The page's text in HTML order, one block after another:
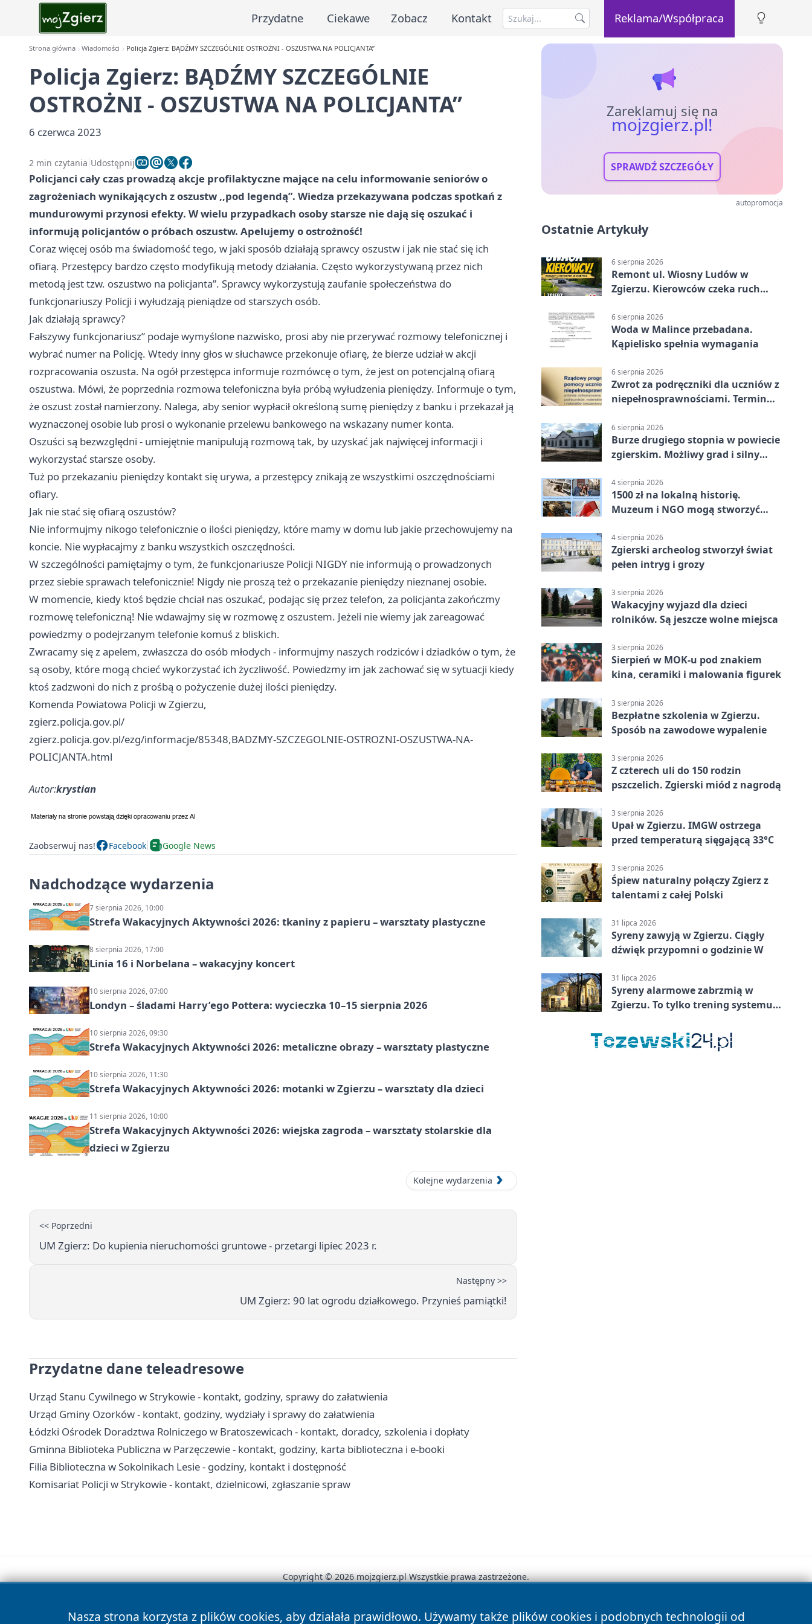
Przydatne Ciekawe Zobacz Kontakt Reklama/Współpraca
Strona główna Wiadomości Policja Zgierz: BĄDŹMY SZCZEGÓLNIE OSTROŻNI - OSZUSTWA NA POLICJANTA”
Policja Zgierz: BĄDŹMY SZCZEGÓLNIE
OSTROŻNI - OSZUSTWA NA POLICJANTA”
6 czerwca 2023
2 min czytania Udostępnij
Policjanci cały czas prowadzą akcje profilaktyczne mające na celu informowanie seniorów o
zagrożeniach wynikających z oszustw ,,pod legendą”. Wiedza przekazywana podczas spotkań z
mundurowymi przynosi efekty. W wielu przypadkach osoby starsze nie dają się oszukać i
informują policjantów o próbach oszustw. Apelujemy o ostrożność!
Coraz więcej osób ma świadomość tego, w jaki sposób działają sprawcy oszustw i jak nie stać się ich
ofiarą. Przestępcy bardzo często modyfikują metody działania. Często wykorzystywaną przez nich
metodą jest tzw. oszustwo na policjanta”. Sprawcy wykorzystują zaufanie społeczeństwa do
funkcjonariuszy Policji i wyłudzają pieniądze od starszych osób.
Jak działają sprawcy?
Fałszywy funkcjonariusz” podaje wymyślone nazwisko, prosi aby nie przerywać rozmowy telefonicznej i
wybrać numer na Policję. Wtedy inny głos w słuchawce przekonuje ofiarę, że bierze udział w akcji
rozpracowania oszusta. Na ogół przestępca informuje rozmówcę o tym, że jest on potencjalną ofiarą
oszustwa. Mówi, że poprzednia rozmowa telefoniczna była próbą wyłudzenia pieniędzy. Informuje o tym,
że oszust został namierzony. Nalega, aby senior wypłacił określoną sumę pieniędzy z banku i przekazał ją
wyznaczonej osobie lub prosi o wykonanie przelewu bankowego na wskazany numer konta.
Oszuści są bezwzględni - umiejętnie manipulują rozmową tak, by uzyskać jak najwięcej informacji i
wykorzystać starsze osoby.
Tuż po przekazaniu pieniędzy kontakt się urywa, a przestępcy znikają ze wszystkimi oszczędnościami
ofiary.
Jak nie stać się ofiarą oszustów?
Nie informujmy nikogo telefonicznie o ilości pieniędzy, które mamy w domu lub jakie przechowujemy na
koncie. Nie wypłacajmy z banku wszystkich oszczędności.
W szczególności pamiętajmy o tym, że funkcjonariusze Policji NIGDY nie informują o prowadzonych
przez siebie sprawach telefonicznie! Nigdy nie proszą też o przekazanie pieniędzy nieznanej osobie.
W momencie, kiedy ktoś będzie chciał nas oszukać, podając się przez telefon, za policjanta zakończmy
rozmowę telefoniczną! Nie wdawajmy się w rozmowę z oszustem. Jeżeli nie wiemy jak zareagować
powiedzmy o podejrzanym telefonie komuś z bliskich.
Zwracamy się z apelem, zwłaszcza do osób młodych - informujmy naszych rodziców i dziadków o tym, że
są osoby, które mogą chcieć wykorzystać ich życzliwość. Powiedzmy im jak zachować się w sytuacji kiedy
ktoś zadzwoni do nich z prośbą o pożyczenie dużej ilości pieniędzy.
Komenda Powiatowa Policji w Zgierzu,
zgierz.policja.gov.pl/
zgierz.policja.gov.pl/ezg/informacje/85348,BADZMY-SZCZEGOLNIE-OSTROZNI-OSZUSTWA-NA-
POLICJANTA.html
Autor:krystian
Zaobserwuj nas! Facebook Google News
Nadchodzące wydarzenia
7 sierpnia 2026, 10:00
Strefa Wakacyjnych Aktywności 2026: tkaniny z papieru – warsztaty plastyczne
8 sierpnia 2026, 17:00
Linia 16 i Norbelana – wakacyjny koncert
10 sierpnia 2026, 07:00
Londyn – śladami Harry’ego Pottera: wycieczka 10–15 sierpnia 2026
10 sierpnia 2026, 09:30
Strefa Wakacyjnych Aktywności 2026: metaliczne obrazy – warsztaty plastyczne
10 sierpnia 2026, 11:30
Strefa Wakacyjnych Aktywności 2026: motanki w Zgierzu – warsztaty dla dzieci
11 sierpnia 2026, 10:00
Strefa Wakacyjnych Aktywności 2026: wiejska zagroda – warsztaty stolarskie dla
dzieci w Zgierzu
Kolejne wydarzenia
<< Poprzedni
UM Zgierz: Do kupienia nieruchomości gruntowe - przetargi lipiec 2023 r.
Następny >>
UM Zgierz: 90 lat ogrodu działkowego. Przynieś pamiątki!
Przydatne dane teleadresowe
Urząd Stanu Cywilnego w Strykowie - kontakt, godziny, sprawy do załatwienia
Urząd Gminy Ozorków - kontakt, godziny, wydziały i sprawy do załatwienia
Łódzki Ośrodek Doradztwa Rolniczego w Bratoszewicach - kontakt, doradcy, szkolenia i dopłaty
Gminna Biblioteka Publiczna w Parzęczewie - kontakt, godziny, karta biblioteczna i e-booki
Filia Biblioteczna w Sokolnikach Lesie - godziny, kontakt i dostępność
Komisariat Policji w Strykowie - kontakt, dzielnicowi, zgłaszanie spraw
Zareklamuj się na
mojzgierz.pl!
SPRAWDŹ SZCZEGÓŁY
autopromocja
Ostatnie Artykuły
6 sierpnia 2026
Remont ul. Wiosny Ludów w
Zgierzu. Kierowców czeka ruch
6 sierpnia 2026
Woda w Malince przebadana.
Kąpielisko spełnia wymagania
6 sierpnia 2026
Zwrot za podręczniki dla uczniów z
niepełnosprawnościami. Termin
6 sierpnia 2026
Burze drugiego stopnia w powiecie
zgierskim. Możliwy grad i silny
4 sierpnia 2026
1500 zł na lokalną historię.
Muzeum i NGO mogą stworzyć
4 sierpnia 2026
Zgierski archeolog stworzył świat
pełen intryg i grozy
3 sierpnia 2026
Wakacyjny wyjazd dla dzieci
rolników. Są jeszcze wolne miejsca
3 sierpnia 2026
Sierpień w MOK-u pod znakiem
kina, ceramiki i malowania figurek
3 sierpnia 2026
Bezpłatne szkolenia w Zgierzu.
Sposób na zawodowe wypalenie
3 sierpnia 2026
Z czterech uli do 150 rodzin
pszczelich. Zgierski miód z nagrodą
3 sierpnia 2026
Upał w Zgierzu. IMGW ostrzega
przed temperaturą sięgającą 33°C
3 sierpnia 2026
Śpiew naturalny połączy Zgierz z
talentami z całej Polski
31 lipca 2026
Syreny zawyją w Zgierzu. Ciągły
dźwięk przypomni o godzinie W
31 lipca 2026
Syreny alarmowe zabrzmią w
Zgierzu. To tylko trening systemu
Nasza strona korzysta z plików cookies, aby działała prawidłowo. Używamy także plików cookies i podobnych technologii od
Copyright © 2026 mojzgierz.pl Wszystkie prawa zastrzeżone.
News Autorzy Polityka Prywatności Polityka Cookies